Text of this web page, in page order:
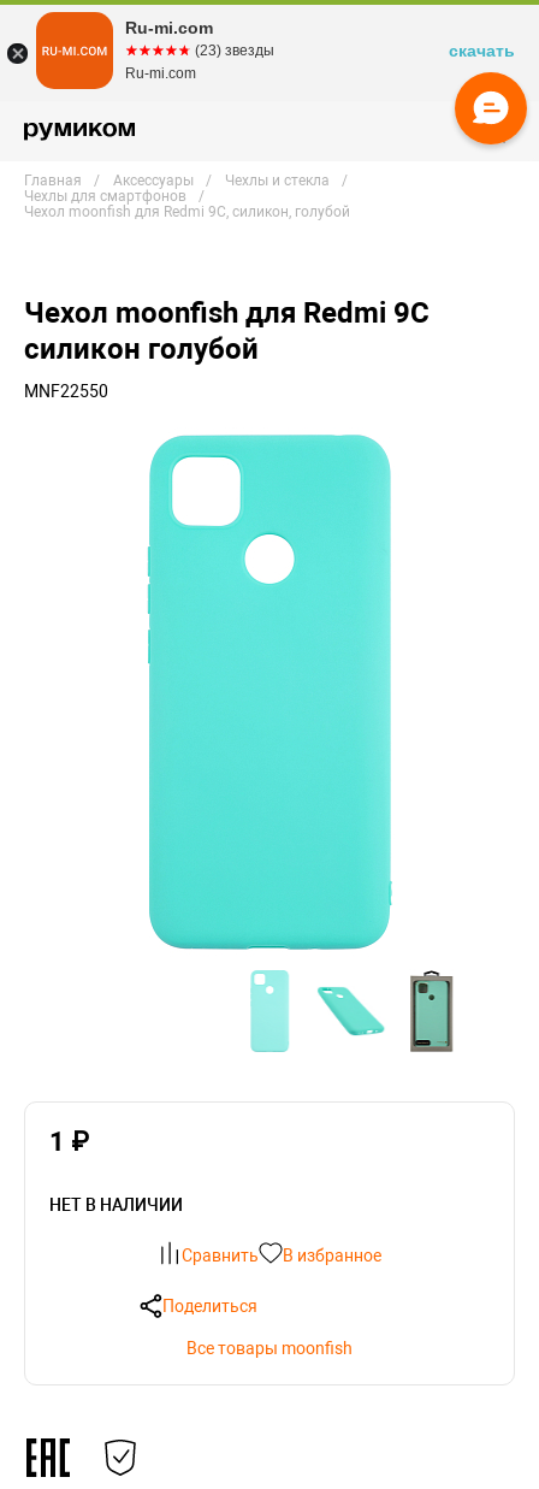
Главная Аксессуары
Чехлы и стекла
Чехлы для смартфонов
Чехол moonfish для Redmi 9C, силикон, голубой
Чехол moonfish для Redmi 9C
силикон голубой
MNF22550
1 ₽
НЕТ В НАЛИЧИИ
Сравнить В избранное
Поделиться
Все товары moonfish
Ru-mi.com
☆☆☆☆☆
★★★★★ (23) звезды
Ru-mi.com
скачать